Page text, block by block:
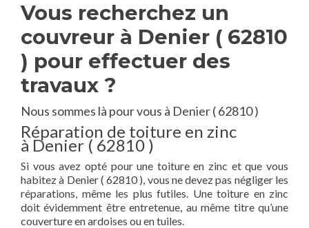
Vous recherchez un
couvreur à Denier ( 62810
) pour effectuer des
travaux ?
Nous sommes là pour vous à Denier ( 62810 )
Réparation de toiture en zinc
à Denier ( 62810 )
Si vous avez opté pour une toiture en zinc et que vous
habitez à Denier ( 62810 ), vous ne devez pas négliger les
réparations, même les plus futiles. Une toiture en zinc
doit évidemment être entretenue, au même titre qu’une
couverture en ardoises ou en tuiles.